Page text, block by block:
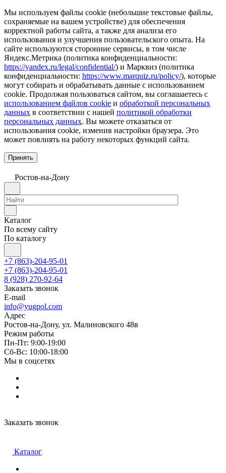
Мы используем файлы cookie (небольшие текстовые файлы,
сохраняемые на вашем устройстве) для обеспечения
корректной работы сайта, а также для анализа его
использования и улучшения пользовательского опыта. На
сайте используются сторонние сервисы, в том числе
Яндекс.Метрика (политика конфиденциальности:
https://yandex.ru/legal/confidential/) и Марквиз (политика
конфиденциальности: https://www.marquiz.ru/policy/), которые
могут собирать и обрабатывать данные с использованием
cookie. Продолжая пользоваться сайтом, вы соглашаетесь с
использованием файлов cookie и обработкой персональных
данных в соответствии с нашей политикой обработки
персональных данных. Вы можете отказаться от
использования cookie, изменив настройки браузера. Это
может повлиять на работу некоторых функций сайта.
Принять
Ростов-на-Дону
Каталог
По всему сайту
По каталогу
+7 (863)-204-95-01
+7 (863)-204-95-01
8 (928) 270-92-64
Заказать звонок
E-mail
info@yugpol.com
Адрес
Ростов-на-Дону, ул. Малиновского 48в
Режим работы
Пн-Пт: 9:00-19:00
Cб-Вс: 10:00-18:00
Мы в соцсетях
Заказать звонок
Каталог